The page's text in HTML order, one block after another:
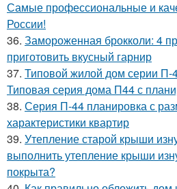
Самые профессиональные и
России!
36. Замороженная брокколи: 4
приготовить вкусный гарнир
37. Типовой жилой дом серии П-
Типовая серия дома П44 с
38. Серия П-44 планировка с
характеристики квартир
39. Утепление старой крыши
выполнить утепление крыши
покрыта?